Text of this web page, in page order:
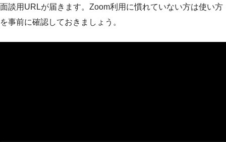
面談用URLが届きます。Zoom利用に慣れていない方は使い方
を事前に確認しておきましょう。